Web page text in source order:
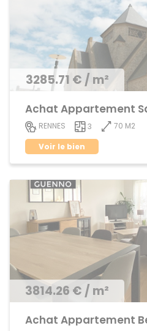
3285.71 € / m²
RENNES 3
70 M2
Voir le bien
3814.26 € / m²